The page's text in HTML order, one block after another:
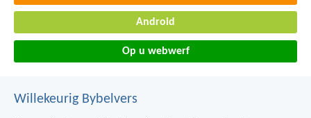
Android
Op u webwerf
Willekeurig Bybelvers